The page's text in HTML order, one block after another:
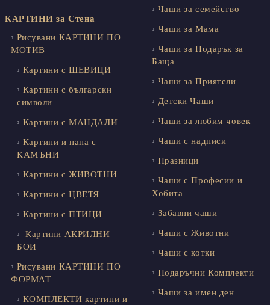
КАРТИНИ за Стена
Рисувани КАРТИНИ ПО
МОТИВ
Картини с ШЕВИЦИ
Картини с български
символи
Картини с МАНДАЛИ
Картини и пана с
КАМЪНИ
Картини с ЖИВОТНИ
Картини с ЦВЕТЯ
Картини с ПТИЦИ
Картини АКРИЛНИ
БОИ
Рисувани КАРТИНИ ПО
ФОРМАТ
КОМПЛЕКТИ картини и
Чаши за семейство
Чаши за Мама
Чаши за Подарък за
Баща
Чаши за Приятели
Детски Чаши
Чаши за любим човек
Чаши с надписи
Празници
Чаши с Професии и
Хобита
Забавни чаши
Чаши с Животни
Чаши с котки
Подаръчни Комплекти
Чаши за имен ден